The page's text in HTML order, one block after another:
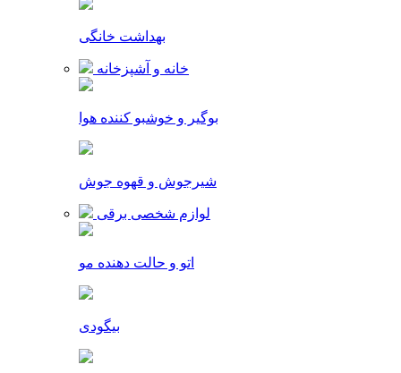
بهداشت خانگی
خانه و آشپزخانه
بوگیر و خوشبو کننده هوا
شیرجوش و قهوه جوش
لوازم شخصی برقی
اتو و حالت دهنده مو
بیگودی